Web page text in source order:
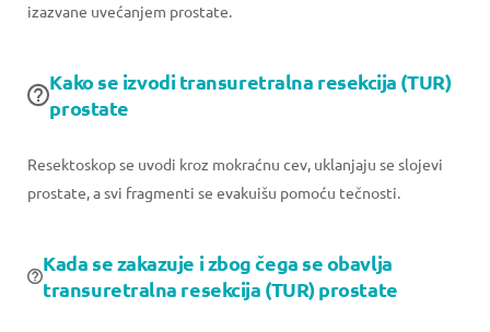
izazvane uvećanjem prostate.
Kako se izvodi transuretralna resekcija (TUR)
prostate
Resektoskop se uvodi kroz mokraćnu cev, uklanjaju se slojevi
prostate, a svi fragmenti se evakuišu pomoću tečnosti.
Kada se zakazuje i zbog čega se obavlja
transuretralna resekcija (TUR) prostate